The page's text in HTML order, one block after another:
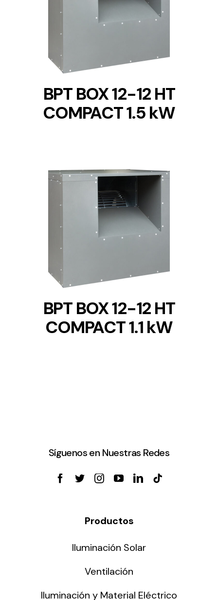
DETAILS
BPT BOX 12-12 HT
COMPACT 1.5 kW
DETAILS
BPT BOX 12-12 HT
COMPACT 1.1 kW
Síguenos en Nuestras Redes
Productos
Iluminación Solar
Ventilación
Iluminación y Material Eléctrico